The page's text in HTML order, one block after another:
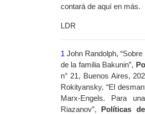
contará de aquí en más.
LDR
1 John Randolph,
de la familia Bakunin”,
n° 21, Buenos Aires,
Rokityansky, “El
Marx-Engels. Para
Riazanov”, Políticas